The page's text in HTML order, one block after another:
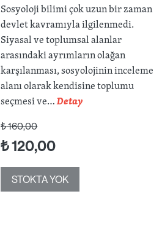
Sosyoloji bilimi çok uzun bir zaman
devlet kavramıyla ilgilenmedi.
Siyasal ve toplumsal alanlar
arasındaki ayrımların olağan
karşılanması, sosyolojinin inceleme
alanı olarak kendisine toplumu
seçmesi ve…Detay
₺160,00
₺120,00
STOKTA YOK